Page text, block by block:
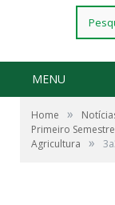
por:
MENU
Home »
Primeiro
Agricultura
»